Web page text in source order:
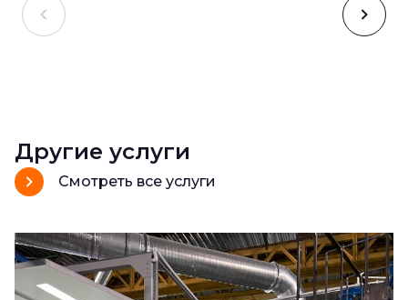
Другие услуги
Смотреть все услуги